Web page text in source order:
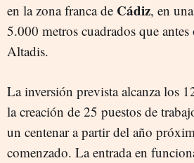
en la zona franca de Cádiz, en
5.000 metros cuadrados que
Altadis.
La inversión prevista alcanza los
la creación de 25 puestos de
un centenar a partir del año
comenzado. La entrada en